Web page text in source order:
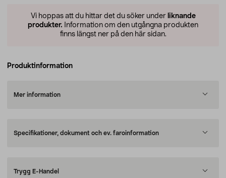
Vi hoppas att du hittar det du söker under liknande
produkter. Information om den utgångna produkten
finns längst ner på den här sidan.
Produktinformation
Mer information
Specifikationer, dokument och ev. faroinformation
Trygg E-Handel